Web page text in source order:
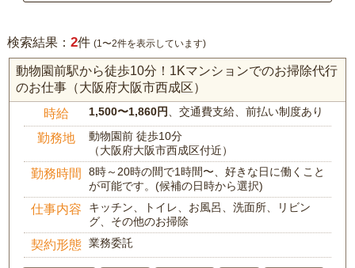
検索結果： 2件 (1〜2件を表示しています)
動物園前駅から徒歩10分！1Kマンションでのお掃除代行
のお仕事（大阪府大阪市西成区）
時給 1,500〜1,860円 、交通費支給、前払い制度あり
勤務地
動物園前 徒歩10分
（大阪府大阪市西成区付近）
勤務時間
8時～20時の間で1時間〜、好きな日に働くこと
が可能です。(候補の日時から選択)
仕事内容
キッチン、トイレ、お風呂、洗面所、リビン
グ、その他のお掃除
契約形態 業務委託